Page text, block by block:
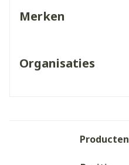
Merken
Organisaties
Producten